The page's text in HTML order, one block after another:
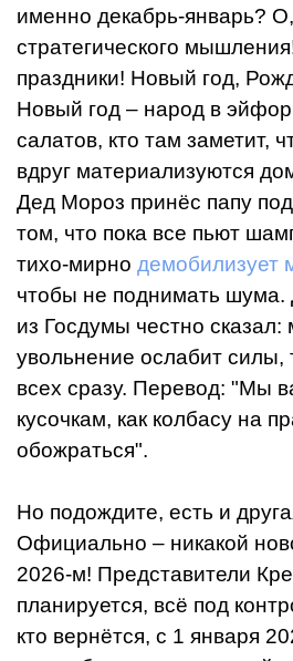
именно декабрь-январь?
стратегического
праздники! Новый год,
Новый год – народ в
салатов, кто там заметит,
вдруг материализуются
Дед Мороз принёс папу
том, что пока все пьют
тихо-мирно демобилизует
чтобы не поднимать шума.
из Госдумы честно сказал:
увольнение ослабит силы,
всех сразу. Перевод: "Мы
кусочкам, как колбасу на
обожраться".
Но подождите, есть и
Официально – никакой
2026-м! Представители
планируется, всё под
кто вернётся, с 1 января